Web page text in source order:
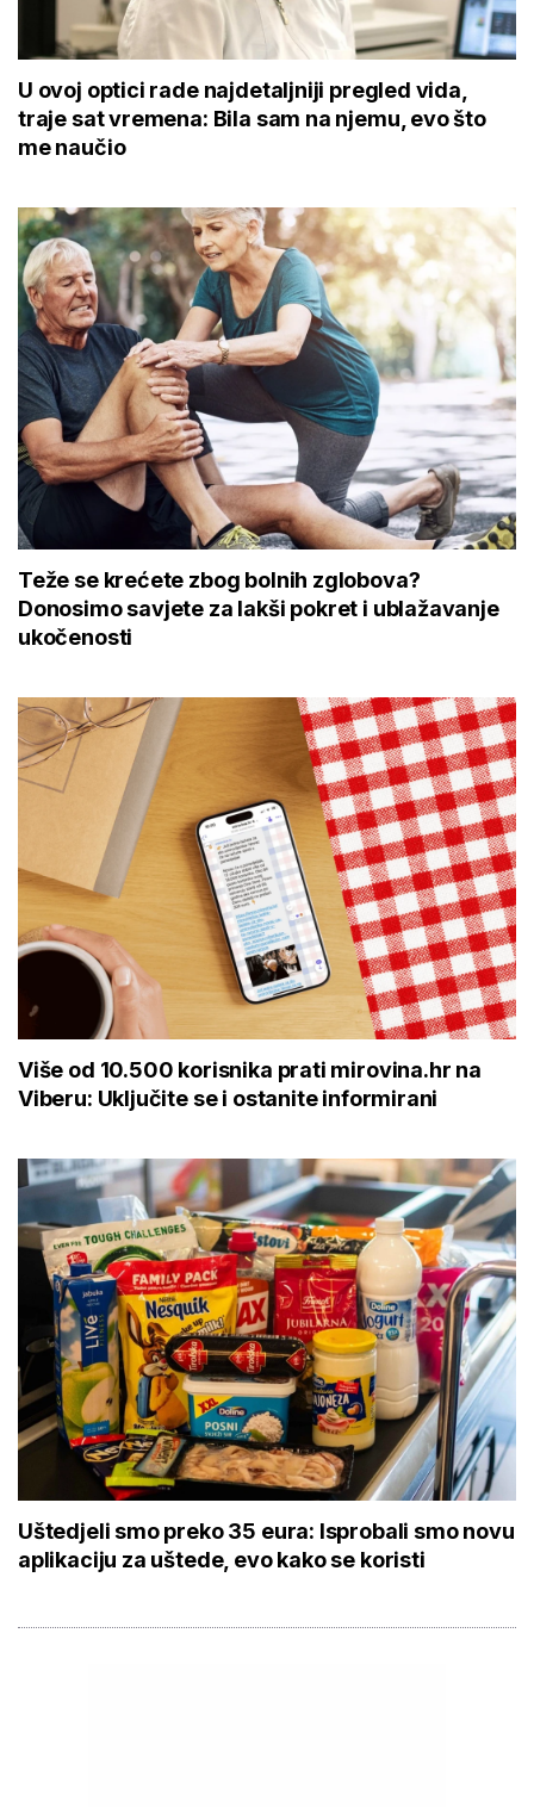
U ovoj optici rade najdetaljniji pregled vida,
traje sat vremena: Bila sam na njemu, evo što
me naučio
Teže se krećete zbog bolnih zglobova?
Donosimo savjete za lakši pokret i ublažavanje
ukočenosti
Više od 10.500 korisnika prati mirovina.hr na
Viberu: Uključite se i ostanite informirani
Uštedjeli smo preko 35 eura: Isprobali smo novu
aplikaciju za uštede, evo kako se koristi